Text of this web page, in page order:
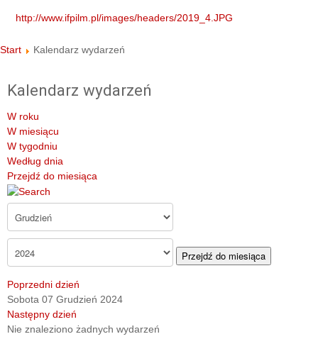
http://www.ifpilm.pl/images/headers/2019_4.JPG
Start Kalendarz wydarzeń
Kalendarz wydarzeń
W roku
W miesiącu
W tygodniu
Według dnia
Przejdź do miesiąca
Przejdź do miesiąca
Poprzedni dzień
Sobota 07 Grudzień 2024
Następny dzień
Nie znaleziono żadnych wydarzeń